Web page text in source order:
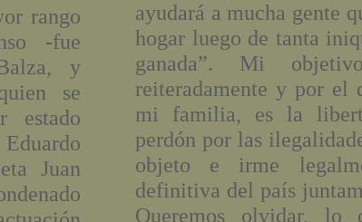
rango
-fue
y
se
estado
Juan
ayudará a mucha gente
hogar luego de tanta
ganada”. Mi
reiteradamente y por el
mi familia, es la
perdón por las
objeto e irme
definitiva del país
Queremos olvidar, lo